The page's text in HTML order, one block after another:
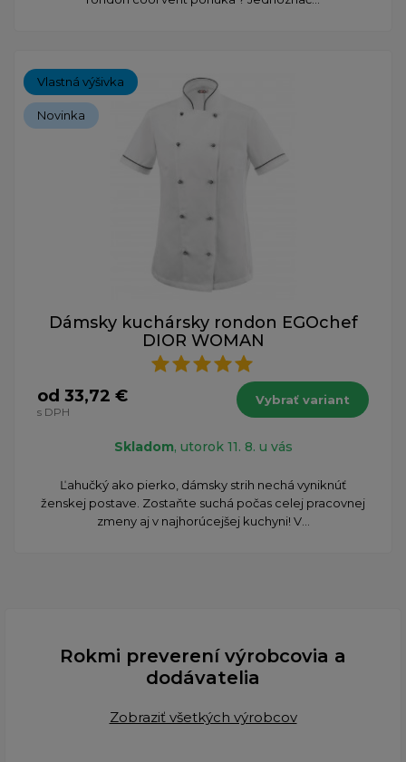
Vlastná výšivka
Novinka
Dámsky kuchársky rondon EGOchef
DIOR WOMAN
od 33,72 €
s DPH
Vybrať variant
Skladom, utorok 11. 8. u vás
Ľahučký ako pierko, dámsky strih nechá vyniknúť
ženskej postave. Zostaňte suchá počas celej pracovnej
zmeny aj v najhorúcejšej kuchyni! V...
Rokmi preverení výrobcovia a
dodávatelia
Zobraziť všetkých výrobcov